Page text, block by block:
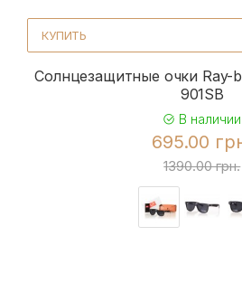
КУПИТЬ
Солнцезащитные очки Ray-
901SB
В наличии
695.00
1390.00 грн.